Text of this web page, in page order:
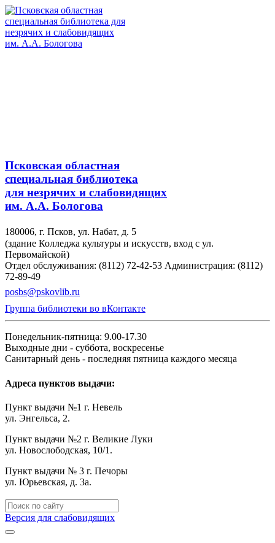
Псковская областная
специальная библиотека
для незрячих и слабовидящих
им. А.А. Бологова
180006, г. Псков, ул. Набат, д. 5
(здание Колледжа культуры и искусств, вход с ул.
Первомайской)
Отдел обслуживания: (8112) 72-42-53 Администрация: (8112)
72-89-49
posbs@pskovlib.ru
Группа библиотеки во вКонтакте
Понедельник-пятница: 9.00-17.30
Выходные дни - суббота, воскресенье
Санитарный день - последняя пятница каждого месяца
Адреса пунктов выдачи:
Пункт выдачи №1 г. Невель
ул. Энгельса, 2.
Пункт выдачи №2 г. Великие Луки
ул. Новослободская, 10/1.
Пункт выдачи № 3 г. Печоры
ул. Юрьевская, д. 3а.
Версия для слабовидящих